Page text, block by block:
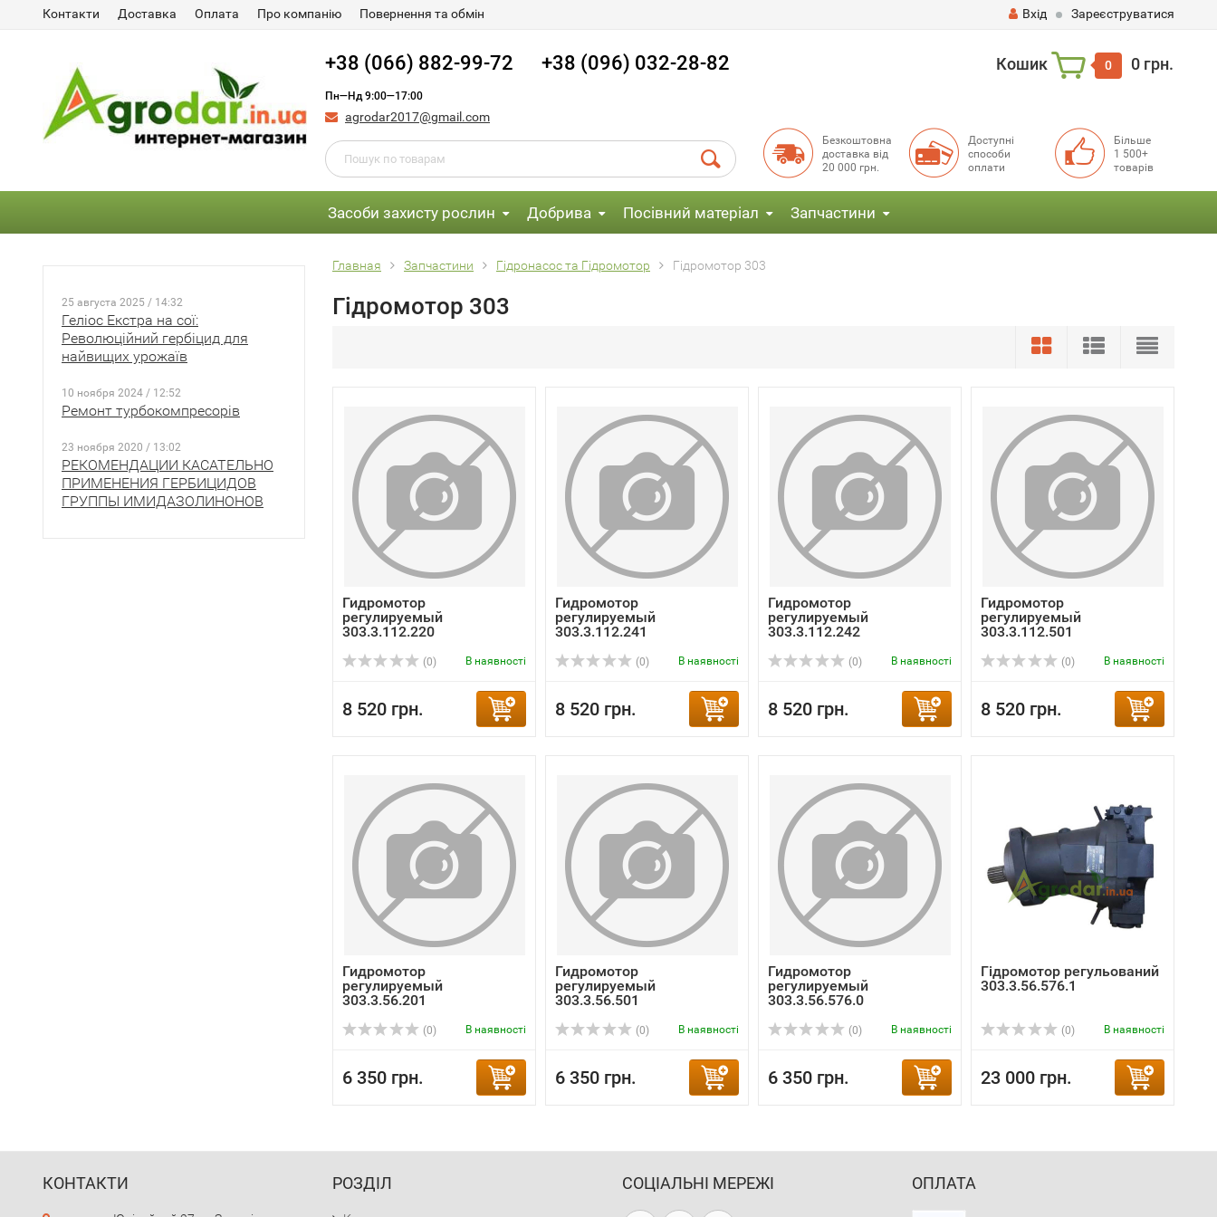
Контакти Доставка Оплата Про компанію Повернення та обмін Вхід Зареєструватися
+38 (066) 882-99-72 +38 (096) 032-28-82
Пн—Нд 9:00—17:00
agrodar2017@gmail.com
Кошик 0 0 грн.
Безкоштовна
доставка від
20 000 грн.
Доступні
способи
оплати
Більше
1 500+
товарів
Засоби захисту рослин Добрива Посівний матеріал Запчастини
25 августа 2025 / 14:32
Геліос Екстра на сої:
Революційний гербіцид для
найвищих урожаїв
10 ноября 2024 / 12:52
Ремонт турбокомпресорів
23 ноября 2020 / 13:02
РЕКОМЕНДАЦИИ КАСАТЕЛЬНО
ПРИМЕНЕНИЯ ГЕРБИЦИДОВ
ГРУППЫ ИМИДАЗОЛИНОНОВ
Главная Запчастини Гідронасос та Гідромотор Гідромотор 303
Гідромотор 303
Гидромотор
регулируемый
303.3.112.220
(0) В наявності
8 520 грн.
Гидромотор
регулируемый
303.3.112.241
(0) В наявності
8 520 грн.
Гидромотор
регулируемый
303.3.112.242
(0) В наявності
8 520 грн.
Гидромотор
регулируемый
303.3.112.501
(0) В наявності
8 520 грн.
Гидромотор
регулируемый
303.3.56.201
(0) В наявності
6 350 грн.
Гидромотор
регулируемый
303.3.56.501
(0) В наявності
6 350 грн.
Гидромотор
регулируемый
303.3.56.576.0
(0) В наявності
6 350 грн.
Гідромотор регульований
303.3.56.576.1
(0) В наявності
23 000 грн.
КОНТАКТИ РОЗДІЛ СОЦІАЛЬНІ МЕРЕЖІ ОПЛАТА